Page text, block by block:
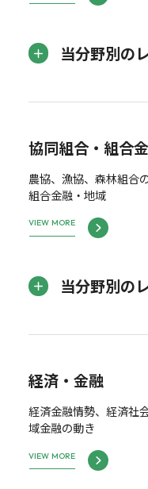
当分野別の
協同組合・組合
農協、漁協、森林組合
組合金融・地域
VIEW MORE
当分野別の
経済・金融
経済金融情勢、経済社
域金融の動き
VIEW MORE